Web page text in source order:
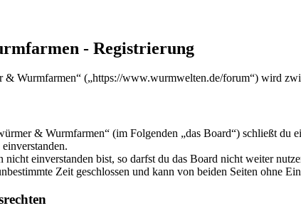
- Registrierung
Wurmfarmen“ („https://www.wurmwelten.de/forum“) wird
& Wurmfarmen“ (im Folgenden „das Board“) schließt du
nicht einverstanden bist, so darfst du das Board nicht weiter
Zeit geschlossen und kann von beiden Seiten ohne